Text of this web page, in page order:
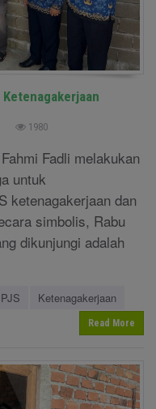
1980
Fadli melakukan
untuk
ketenagakerjaan dan
simbolis, Rabu
dikunjungi adalah
Ketenagakerjaan
Read More